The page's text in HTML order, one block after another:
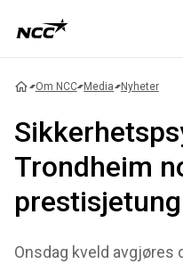
Om NCC Media Nyheter
Trondheim
Onsdag kveld